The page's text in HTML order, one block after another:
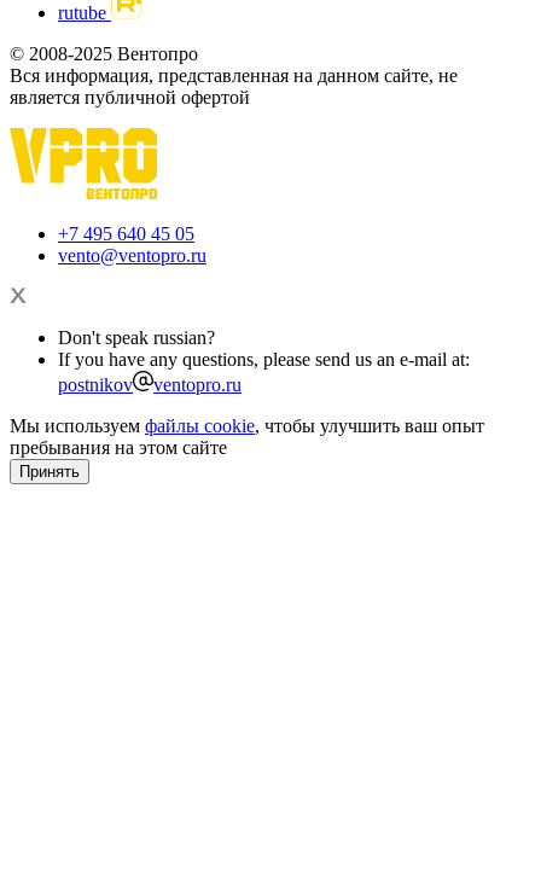
rutube
© 2008-2025 Вентопро
Вся информация, представленная на данном сайте, не
является публичной офертой
+7 495 640 45 05
vento@ventopro.ru
Don't speak russian?
If you have any questions, please send us an e-mail at:
postnikov
ventopro.ru
Мы используем файлы cookie, чтобы улучшить ваш опыт
пребывания на этом сайте
Принять